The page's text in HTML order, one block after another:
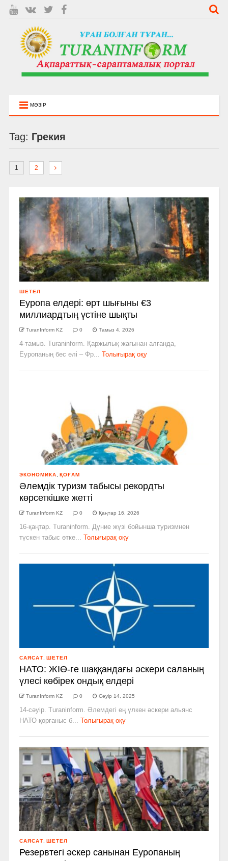
МӘЗІР
Tag: Грекия
1 2
ШЕТЕЛ
Еуропа елдері: өрт шығыны €3
миллиардтың үстіне шықты
TuranInform KZ 0 Тамыз 4, 2026
4-тамыз. Turaninform. Қаржылық жағынан алғанда,
Еуропаның бес елі – Фр...
Толығырақ оқу
ЭКОНОМИКА ҚОҒАМ
Әлемдік туризм табысы рекордты
көрсеткішке жетті
TuranInform KZ 0 Қаңтар 16, 2026
16-қаңтар. Turaninform. Дүние жүзі бойынша туризмнен
түскен табыс өтке...
Толығырақ оқу
САЯСАТ ШЕТЕЛ
НАТО: ЖІӨ-ге шаққандағы әскери саланың
үлесі көбірек ондық елдері
TuranInform KZ 0 Сәуір 14, 2025
14-сәуір. Turaninform. Әлемдегі ең үлкен әскери альянс
НАТО қорғаныс б...
Толығырақ оқу
САЯСАТ ШЕТЕЛ
Резервтегі әскер санынан Еуропаның